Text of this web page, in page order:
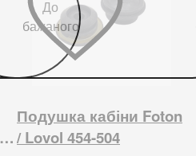
До
бажаного
Подушка кабіни Foton
/ Lovol 454-504